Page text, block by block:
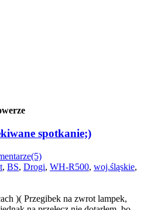
spotkanie;)
, BS, Drogi, WH-R500, woj.śląskie,
)( Przegibek na zwrot lampek,